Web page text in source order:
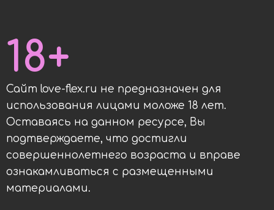
Сайт love-flex.ru не предназначен для
использования лицами моложе 18 лет.
Оставаясь на данном ресурсе, Вы
подтверждаете, что достигли
совершеннолетнего возраста и вправе
ознакамливаться с размещенными
материалами.
18+